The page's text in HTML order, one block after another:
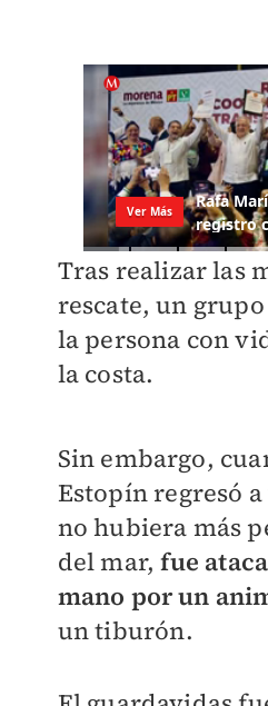
Tras realizar las
rescate, un
la persona con
la costa.
Sin embargo,
Estopínregresó
no hubiera más
del mar,fue
mano por un
un tiburón.